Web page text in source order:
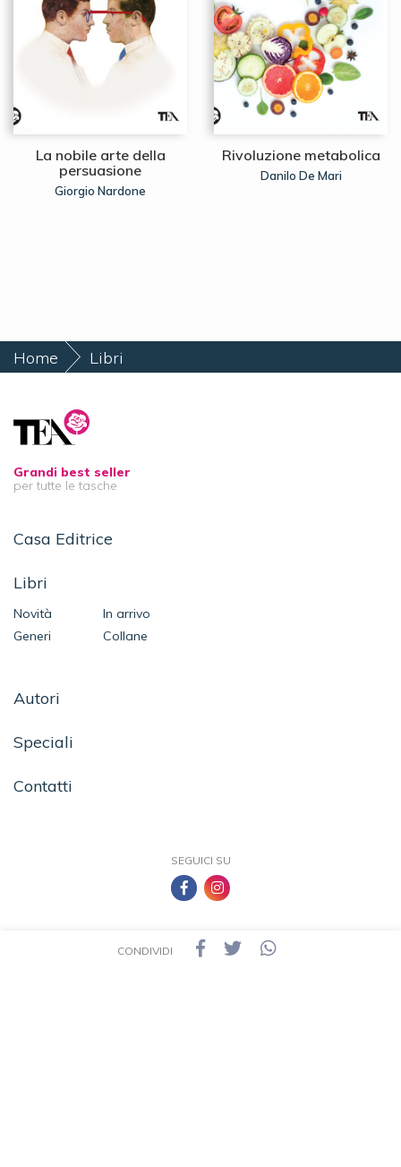
La nobile arte della
persuasione
Giorgio Nardone
Rivoluzione metabolica
Danilo De Mari
CONDIVIDI
Home
Libri
Grandi best seller
per tutte le tasche
Casa Editrice
Libri
Novità
In arrivo
Generi
Collane
Autori
Speciali
Contatti
SEGUICI SU